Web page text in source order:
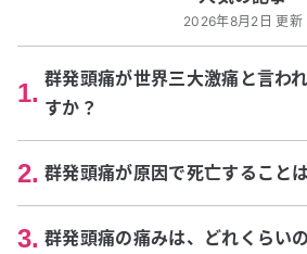
2026年8月2日 更新
1. 群発頭痛が世界三大激痛と言わ
すか？
2. 群発頭痛が原因で死亡すること
3. 群発頭痛の痛みは、どれくらい